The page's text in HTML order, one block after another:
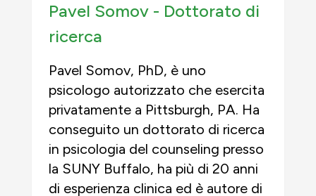
Pavel Somov - Dottorato di
ricerca
Pavel Somov, PhD, è uno
psicologo autorizzato che esercita
privatamente a Pittsburgh, PA. Ha
conseguito un dottorato di ricerca
in psicologia del counseling presso
la SUNY Buffalo, ha più di 20 anni
di esperienza clinica ed è autore di